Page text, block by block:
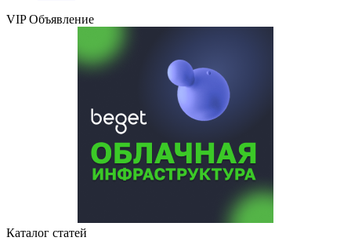
VIP Объявление
Каталог статей